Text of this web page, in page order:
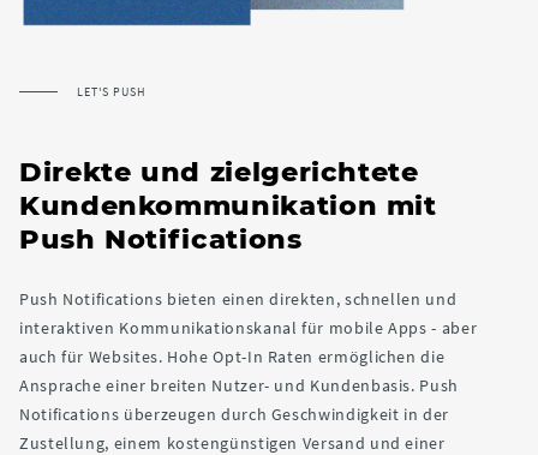
LET'S PUSH
Direkte und zielgerichtete
Kundenkommunikation mit
Push Notifications
Push Notifications bieten einen direkten, schnellen und
interaktiven Kommunikationskanal für mobile Apps - aber
auch für Websites. Hohe Opt-In Raten ermöglichen die
Ansprache einer breiten Nutzer- und Kundenbasis. Push
Notifications überzeugen durch Geschwindigkeit in der
Zustellung, einem kostengünstigen Versand und einer